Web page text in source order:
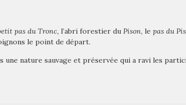
pas du Tronc, l’abri forestier du Pison, le pas du
le point de départ.
une nature sauvage et préservée qui a ravi les